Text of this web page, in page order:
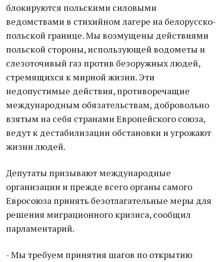
блокируются польскими силовыми
ведомствами в стихийном лагере на белорусско-
польской границе. Мы возмущены действиями
польской стороны, использующей водометы и
слезоточивый газ против безоружных людей,
стремящихся к мирной жизни. Эти
недопустимые действия, противоречащие
международным обязательствам, добровольно
взятым на себя странами Европейского союза,
ведут к дестабилизации обстановки и угрожают
жизни людей.
Депутаты призывают международные
организации и прежде всего органы самого
Евросоюза принять безотлагательные меры для
решения миграционного кризиса, сообщил
парламентарий.
- Мы требуем принятия шагов по открытию